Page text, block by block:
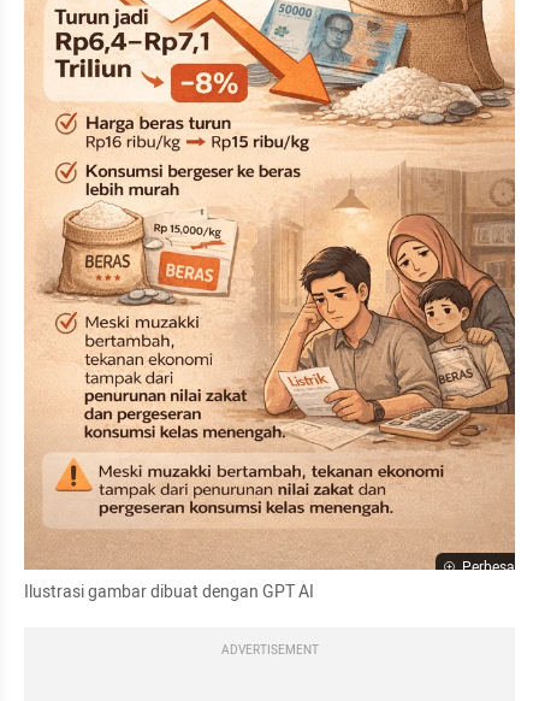
Perbesar
Ilustrasi gambar dibuat dengan GPT AI
ADVERTISEMENT